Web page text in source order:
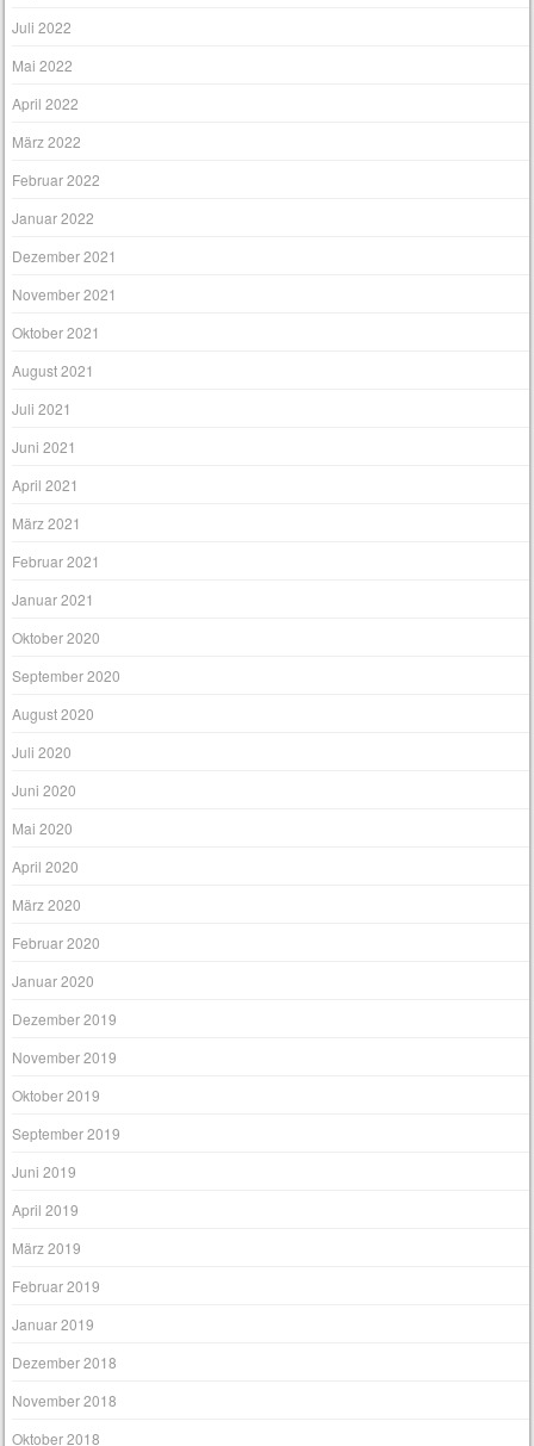
Juli 2022
Mai 2022
April 2022
März 2022
Februar 2022
Januar 2022
Dezember 2021
November 2021
Oktober 2021
August 2021
Juli 2021
Juni 2021
April 2021
März 2021
Februar 2021
Januar 2021
Oktober 2020
September 2020
August 2020
Juli 2020
Juni 2020
Mai 2020
April 2020
März 2020
Februar 2020
Januar 2020
Dezember 2019
November 2019
Oktober 2019
September 2019
Juni 2019
April 2019
März 2019
Februar 2019
Januar 2019
Dezember 2018
November 2018
Oktober 2018